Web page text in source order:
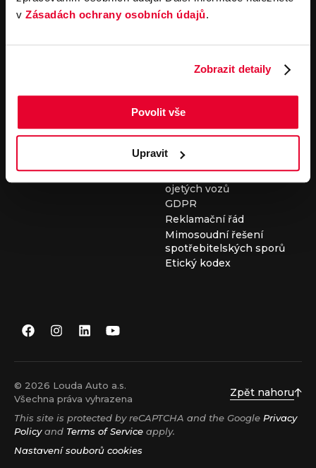
v Zásadách ochrany osobních údajů.
Zobrazit detaily
Povolit vše
Upravit
Kariéra
Servisní služby
Servis
Důležité odkazy
Cookies
Všeobecné obchodní
podmínky pro online
vozidel
Všeobecné obchodní
podmínky pro provádění
servisních prací
Všeobecné obchodní
podmínky při nákupu
ojetých vozů
GDPR
Reklamační řád
Mimosoudní řešení
spotřebitelských sporů
Etický kodex
© 2026 Louda Auto a.s.
Všechna práva vyhrazena
Zpět nahoru
This site is protected by reCAPTCHA and the Google Privacy
Policyand Terms of Service apply.
Nastavení souborů cookies